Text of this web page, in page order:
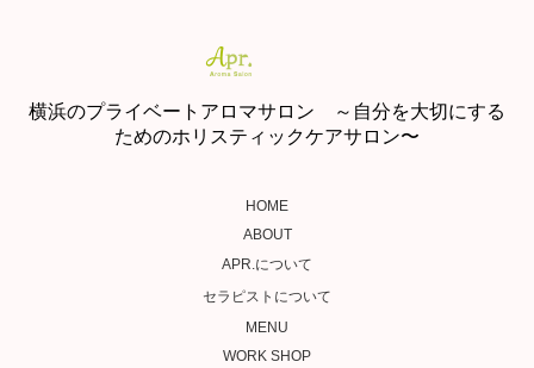
横浜のプライベートアロマサロン ～自分を大切にする
ためのホリスティックケアサロン〜
HOME
ABOUT
APR.について
セラピストについて
MENU
WORK SHOP